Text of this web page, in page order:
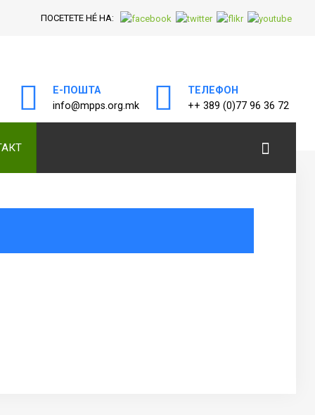
ПОСЕТЕТЕ НÉ НА:
Е-ПОШТА
info@mpps.org.mk
ТЕЛЕФОН
++ 389 (0)77 96 36 72